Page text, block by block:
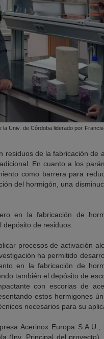
Univ. de Córdoba liderado por
de la fabricación de
En cuanto a los
como barrera para
del hormigón, una
en la fabricación de
de residuos.
procesos de activación
ha permitido
en la fabricación de
también el depósito de
con escorias de
estos hormigones
necesarios para su
Acerinox Europa
(Inv. Principal del